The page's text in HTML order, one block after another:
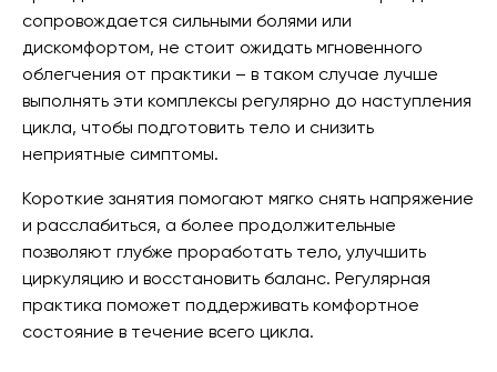
сопровождается сильными болями или
дискомфортом, не стоит ожидать мгновенного
облегчения от практики – в таком случае лучше
выполнять эти комплексы регулярно до наступления
цикла, чтобы подготовить тело и снизить
неприятные симптомы.
Короткие занятия помогают мягко снять напряжение
и расслабиться, а более продолжительные
позволяют глубже проработать тело, улучшить
циркуляцию и восстановить баланс. Регулярная
практика поможет поддерживать комфортное
состояние в течение всего цикла.